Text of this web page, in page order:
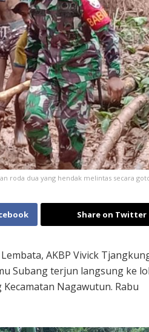
roda dua yang hendak melintas secara
Share on Twitter
AKBP Vivick
Subang terjun langsung ke
Nagawutun. Rabu